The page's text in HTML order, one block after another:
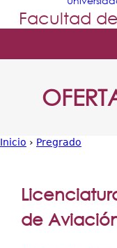
Facultad
está
Inicio › Pregrado
de